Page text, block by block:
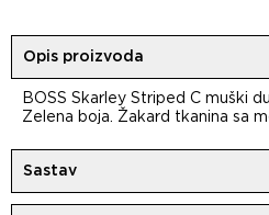
Opis proizvoda
BOSS Skarley Striped C muški
Zelena boja. Žakard tkanina sa
Sastav